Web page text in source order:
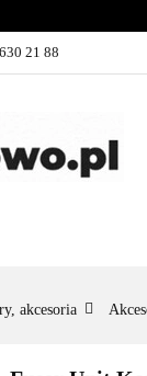
21 88
KATEGORIE
akcesoria